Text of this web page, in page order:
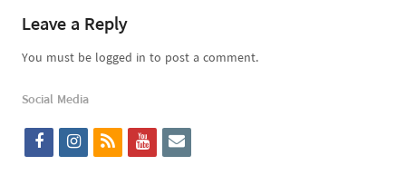
Leave a Reply
You must be logged in to post a comment.
Social Media
f
i
r
y
e